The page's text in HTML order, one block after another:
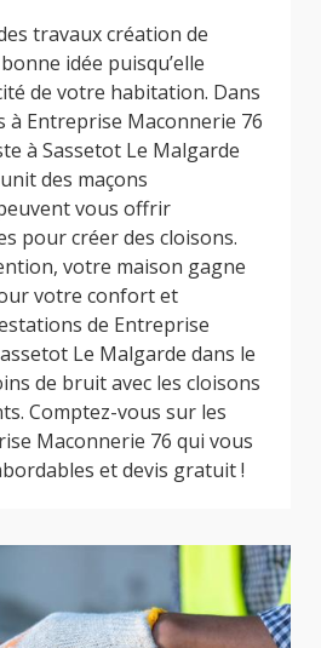
travaux création de
idée puisqu’elle
de votre habitation. Dans
à Entreprise Maconnerie 76
à Sassetot Le Malgarde
des maçons
vous offrir
pour créer des cloisons.
votre maison gagne
votre confort et
de Entreprise
Le Malgarde dans le
de bruit avec les cloisons
Comptez-vous sur les
Maconnerie 76 qui vous
et devis gratuit !